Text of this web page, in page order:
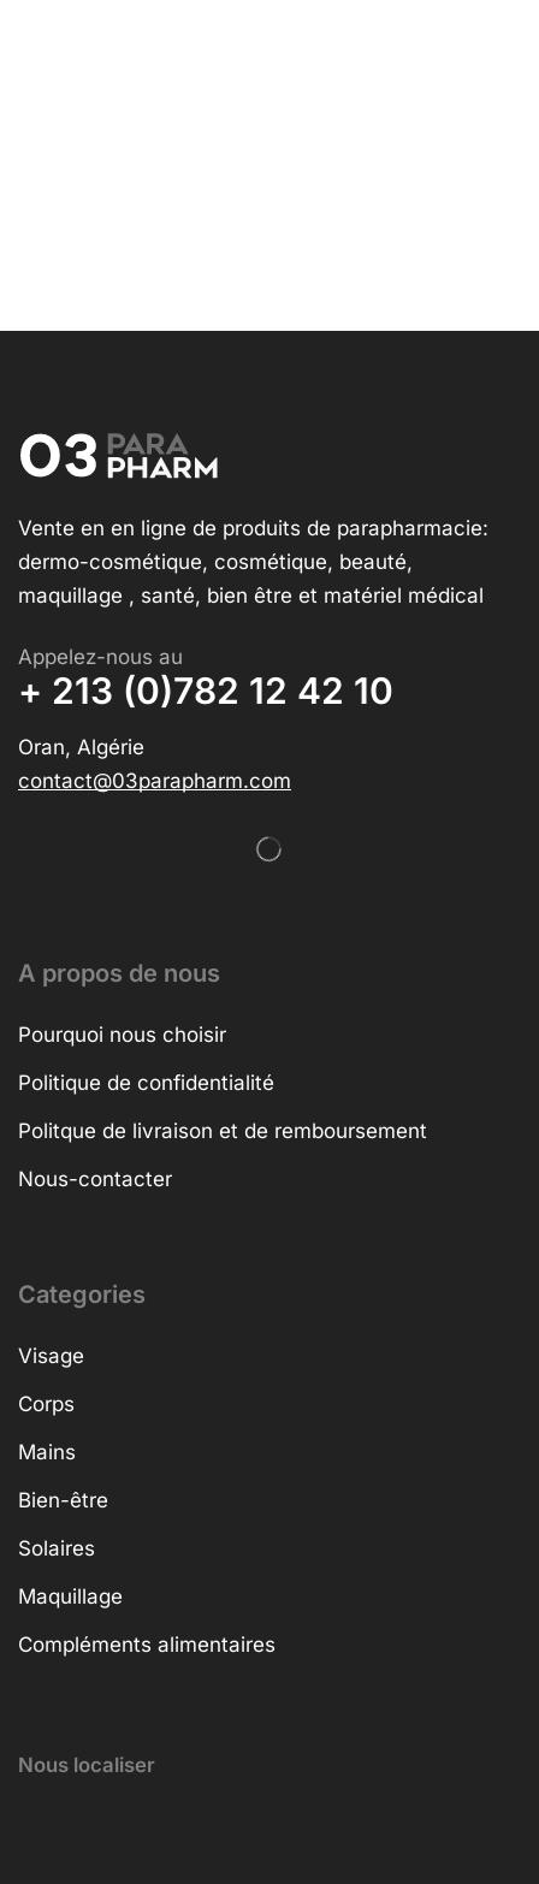
Vente en en ligne de produits de parapharmacie:
dermo-cosmétique, cosmétique, beauté,
maquillage , santé, bien être et matériel médical
Appelez-nous au
+ 213 (0)782 12 42 10
Oran, Algérie
contact@03parapharm.com
A propos de nous
Pourquoi nous choisir
Politique de confidentialité
Politque de livraison et de remboursement
Nous-contacter
Categories
Visage
Corps
Mains
Bien-être
Solaires
Maquillage
Compléments alimentaires
Nous localiser